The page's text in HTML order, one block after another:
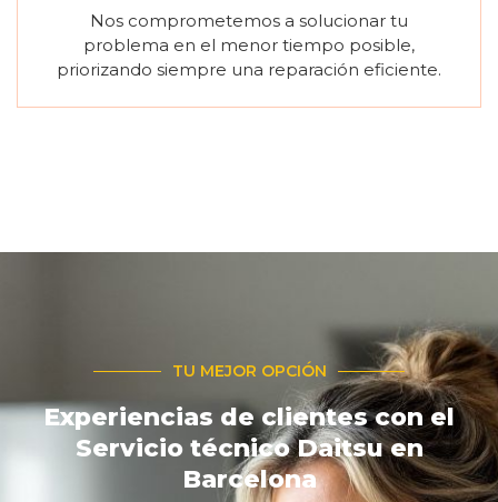
Nos comprometemos a solucionar tu
problema en el menor tiempo posible,
priorizando siempre una reparación eficiente.
TU MEJOR OPCIÓN
Experiencias de clientes con el
Servicio técnico Daitsu en
Barcelona